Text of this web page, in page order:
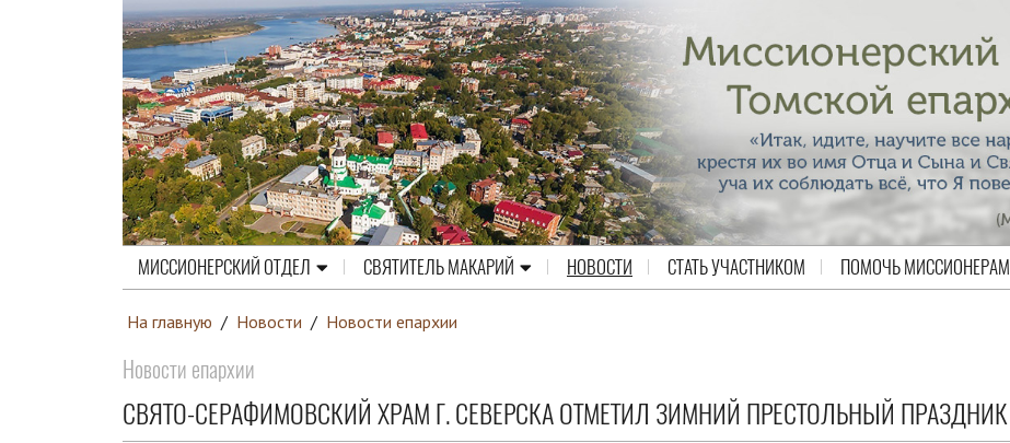
МИССИОНЕРСКИЙ ОТДЕЛ СВЯТИТЕЛЬ МАКАРИЙ НОВОСТИ СТАТЬ УЧАСТНИКОМ ПОМОЧЬ МИССИОНЕРАМ
На главную / Новости / Новости епархии
Новости епархии
СВЯТО-СЕРАФИМОВСКИЙ ХРАМ Г. СЕВЕРСКА ОТМЕТИЛ ЗИМНИЙ ПРЕСТОЛЬНЫЙ ПРАЗДНИК